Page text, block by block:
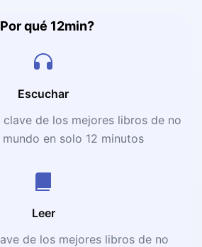
qué 12min?
Escuchar
clave de los mejores libros de no
en solo 12 minutos
Leer
de los mejores libros de no